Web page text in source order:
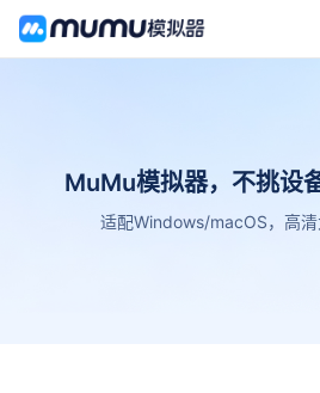
MuMu模拟器，不挑设
适配Windows/macOS，高